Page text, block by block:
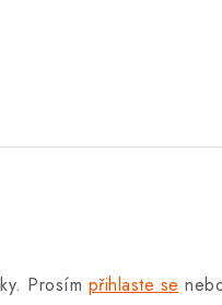
Prosím přihlaste se